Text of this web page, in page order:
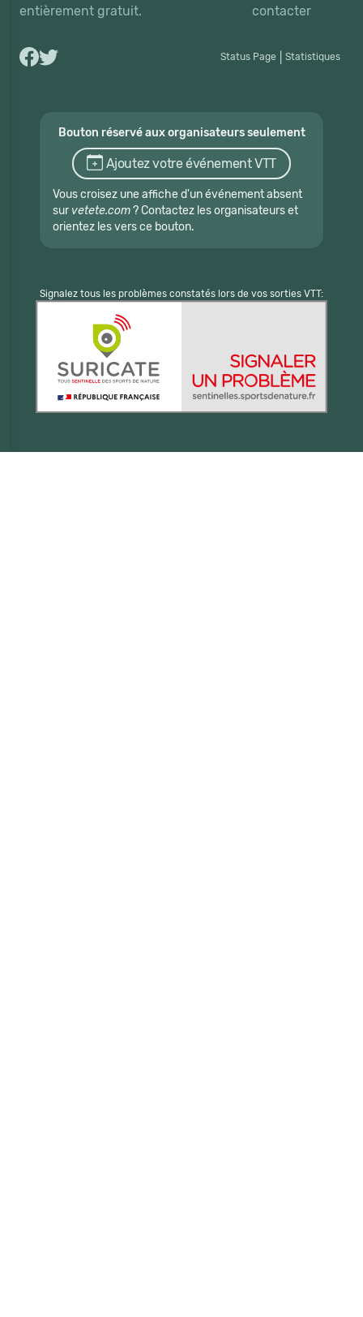
entièrement gratuit.
contacter
Status Page Statistiques
Bouton réservé aux organisateurs seulement
Ajoutez votre événement VTT
Vous croisez une affiche d'un événement absent
sur vetete.com? Contactez les organisateurs et
orientez les vers ce bouton.
Signalez tous les problèmes constatés lors de vos sorties VTT: